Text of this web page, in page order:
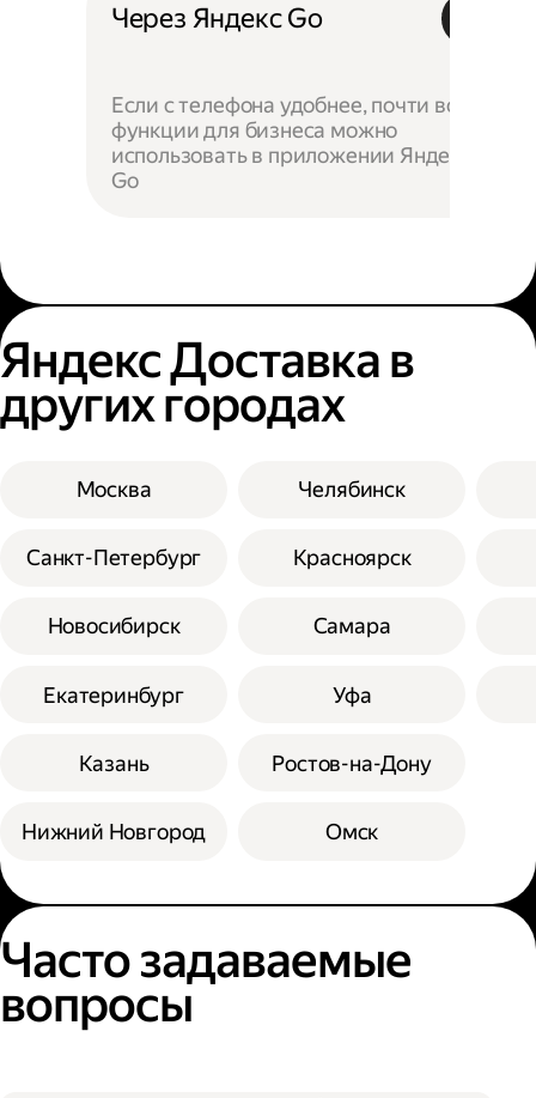
Через Яндекс Go
Если с телефона удобнее, почти все
функции для бизнеса можно
использовать в приложении Яндекс
Go
Яндекс Доставка в
других городах
Москва
Санкт-Петербург
Новосибирск
Екатеринбург
Казань
Нижний Новгород
Челябинск
Красноярск
Самара
Уфа
Ростов-на-Дону
Омск
Часто задаваемые
вопросы